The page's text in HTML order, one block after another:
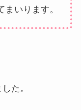
いります。
た。